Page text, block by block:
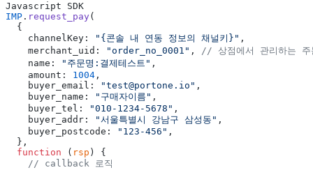
Javascript SDK
IMP . request_pay(
  {
    channelKey:
"{콘솔 내 연동 정보의 채널키}" ,
    merchant_uid:
"order_no_0001" , // 상점에서 관리하는 주
    name:
"주문명:결제테스트" ,
    amount:
1004 ,
    buyer_email:
"test@portone.io" ,
    buyer_name:
"구매자이름" ,
    buyer_tel:
"010-1234-5678" ,
    buyer_addr:
"서울특별시 강남구 삼성동" ,
    buyer_postcode:
"123-456" ,
  },
  function
( rsp ) {
    // callback 로직